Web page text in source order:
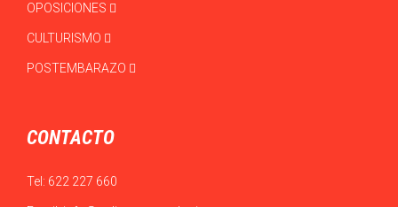
OPOSICIONES
CULTURISMO
POSTEMBARAZO
CONTACTO
Tel: 622 227 660